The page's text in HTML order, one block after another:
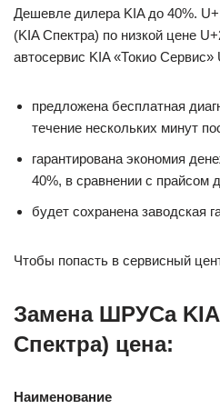
Дешевле дилера KIA до 40%.
(KIA Спектра) по низкой цене
автосервис KIA «Токио
предложена бесплатная
течение нескольких минут
гарантирована экономия
40%, в сравнении с прайсом
будет сохранена заводская
Чтобы попасть в сервисный
Замена ШРУСа KIA
Спектра) цена:
Наименование